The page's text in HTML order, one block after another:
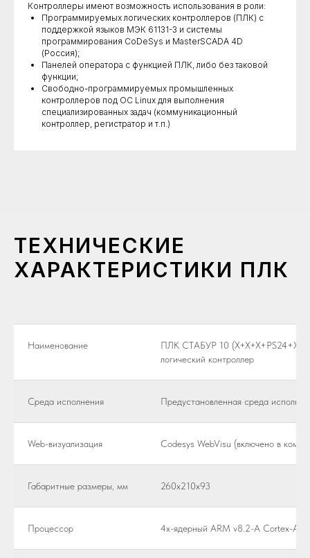
Контроллеры имеют возможность использования в роли:
Программируемых логических контроллеров (ПЛК) с
поддержкой языков МЭК 61131-3 и системы
программирования CoDeSys и MasterSCADA 4D
(Россия);
Панелей оператора с функцией ПЛК, либо без таковой
функции;
Свободно-программируемых промышленных
контроллеров под ОС Linux для выполнения
специализированных задач (коммуникационный
контроллер, регистратор и т.п.)
ТЕХНИЧЕСКИЕ
ХАРАКТЕРИСТИКИ ПЛК
Наименование
ПЛК СТАБУР 10
логический контроллер
Среда исполнения Предустановленная среда
Web-визуализация Codesys WebVisu (включено в
Габаритные размеры, мм 260x210x93
Процессор 4х-ядерный ARM v8.2-A Cortex-